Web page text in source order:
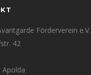
Förderverein e.V.
42
Apolda